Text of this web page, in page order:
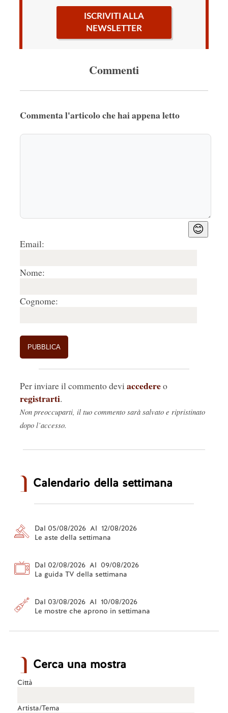
ISCRIVITI ALLA
NEWSLETTER
Commenti
Commenta l'articolo che hai appena letto
😊
Email:
Nome:
Cognome:
Per inviare il commento devi accedereo
registrarti.
Non preoccuparti, il tuo commento sarà salvato e ripristinato
dopo l’accesso.
Calendario della settimana
Dal 05/08/2026 Al 12/08/2026
Le aste della settimana
Dal 02/08/2026 Al 09/08/2026
La guida TV della settimana
Dal 03/08/2026 Al 10/08/2026
Le mostre che aprono in settimana
Cerca una mostra
Città
Artista/Tema